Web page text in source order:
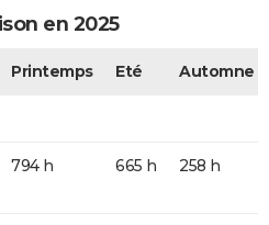
en 2025
Printemps Eté Automne
794 h 665 h 258 h